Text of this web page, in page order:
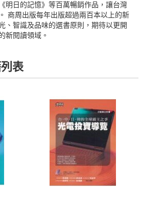
明日的記憶》等百萬暢銷作品，讓台灣
商周出版每年出版超過兩百本以上的新
、智識及品味的選書原則，期待以更開
新閱讀領域。
表